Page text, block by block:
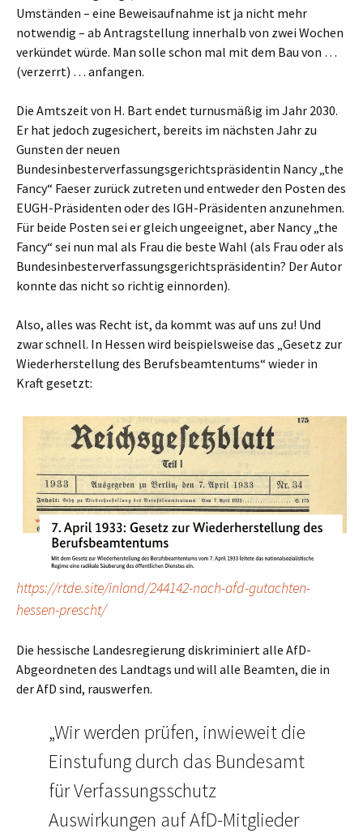
Umständen – eine Beweisaufnahme ist ja nicht mehr
notwendig – ab Antragstellung innerhalb von zwei Wochen
verkündet würde. Man solle schon mal mit dem Bau von …
(verzerrt) … anfangen.
Die Amtszeit von H. Bart endet turnusmäßig im Jahr 2030.
Er hat jedoch zugesichert, bereits im nächsten Jahr zu
Gunsten der neuen
Bundesinbesterverfassungsgerichtspräsidentin Nancy „the
Fancy“ Faeser zurück zutreten und entweder den Posten des
EUGH-Präsidenten oder des IGH-Präsidenten anzunehmen.
Für beide Posten sei er gleich ungeeignet, aber Nancy „the
Fancy“ sei nun mal als Frau die beste Wahl (als Frau oder als
Bundesinbesterverfassungsgerichtspräsidentin? Der Autor
konnte das nicht so richtig einnorden).
Also, alles was Recht ist, da kommt was auf uns zu! Und
zwar schnell. In Hessen wird beispielsweise das „Gesetz zur
Wiederherstellung des Berufsbeamtentums“ wieder in
Kraft gesetzt:
https://rtde.site/inland/244142-nach-afd-gutachten-
hessen-prescht/
Die hessische Landesregierung diskriminiert alle AfD-
Abgeordneten des Landtags und will alle Beamten, die in
der AfD sind, rauswerfen.
„Wir werden prüfen, inwieweit die
Einstufung durch das Bundesamt
für Verfassungsschutz
Auswirkungen auf AfD-Mitglieder